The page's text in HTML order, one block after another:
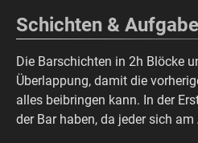
Schichten &
Die Barschichten in 2h Blöcke
Überlappung, damit die
alles beibringen kann. In der
der Bar haben, da jeder sich